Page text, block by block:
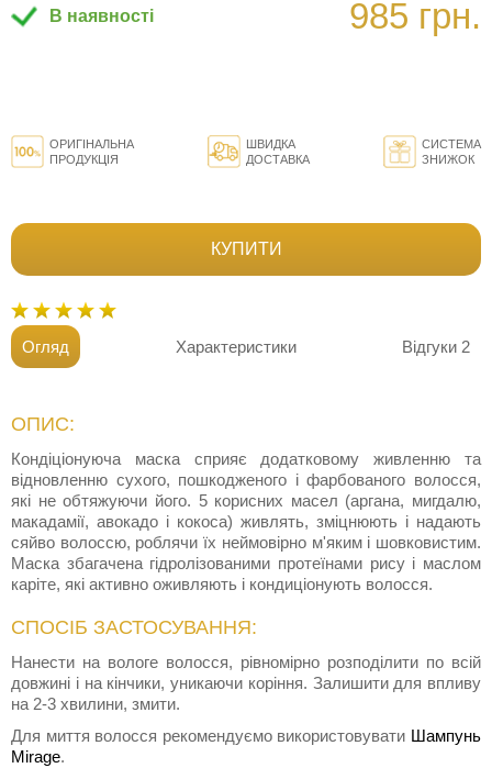
В наявності 985 грн.
ОРИГІНАЛЬНА
ПРОДУКЦІЯ
ШВИДКА
ДОСТАВКА
СИСТЕМА
ЗНИЖОК
КУПИТИ
Огляд Характеристики Відгуки 2
ОПИС:
Кондіціонуюча маска сприяє додатковому живленню та
відновленню сухого, пошкодженого і фарбованого волосся,
які не обтяжуючи його. 5 корисних масел (аргана, мигдалю,
макадамії, авокадо і кокоса) живлять, зміцнюють і надають
сяйво волоссю, роблячи їх неймовірно м'яким і шовковистим.
Маска збагачена гідролізованими протеїнами рису і маслом
каріте, які активно оживляють і кондиціонують волосся.
СПОСІБ ЗАСТОСУВАННЯ:
Нанести на вологе волосся, рівномірно розподілити по всій
довжині і на кінчики, уникаючи коріння. Залишити для впливу
на 2-3 хвилини, змити.
Для миття волосся рекомендуємо використовувати Шампунь
Mirage.